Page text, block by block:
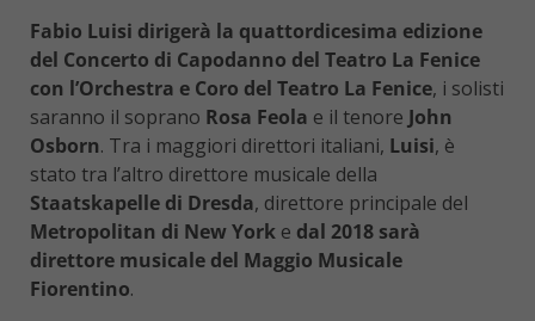
Fabio Luisi dirigerà la quattordicesima edizione
del Concerto di Capodanno del Teatro La Fenice
con l’Orchestra e Coro del Teatro La Fenice, i solisti
saranno il soprano Rosa Feola e il tenore John
Osborn. Tra i maggiori direttori italiani, Luisi, è
stato tra l’altro direttore musicale della
Staatskapelle di Dresda, direttore principale del
Metropolitan di New York e dal 2018 sarà
direttore musicale del Maggio Musicale
Fiorentino.